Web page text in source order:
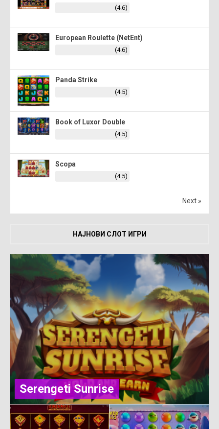
(4.6)
European Roulette (NetEnt)
(4.6)
Panda Strike
(4.5)
Book of Luxor Double
(4.5)
Scopa
(4.5)
Next »
НАЈНОВИ СЛОТ ИГРИ
Serengeti Sunrise